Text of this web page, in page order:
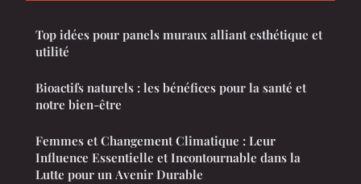
Top idées pour panels muraux alliant esthétique et
utilité
Bioactifs naturels : les bénéfices pour la santé et
notre bien-être
Femmes et Changement Climatique : Leur
Influence Essentielle et Incontournable dans la
Lutte pour un Avenir Durable